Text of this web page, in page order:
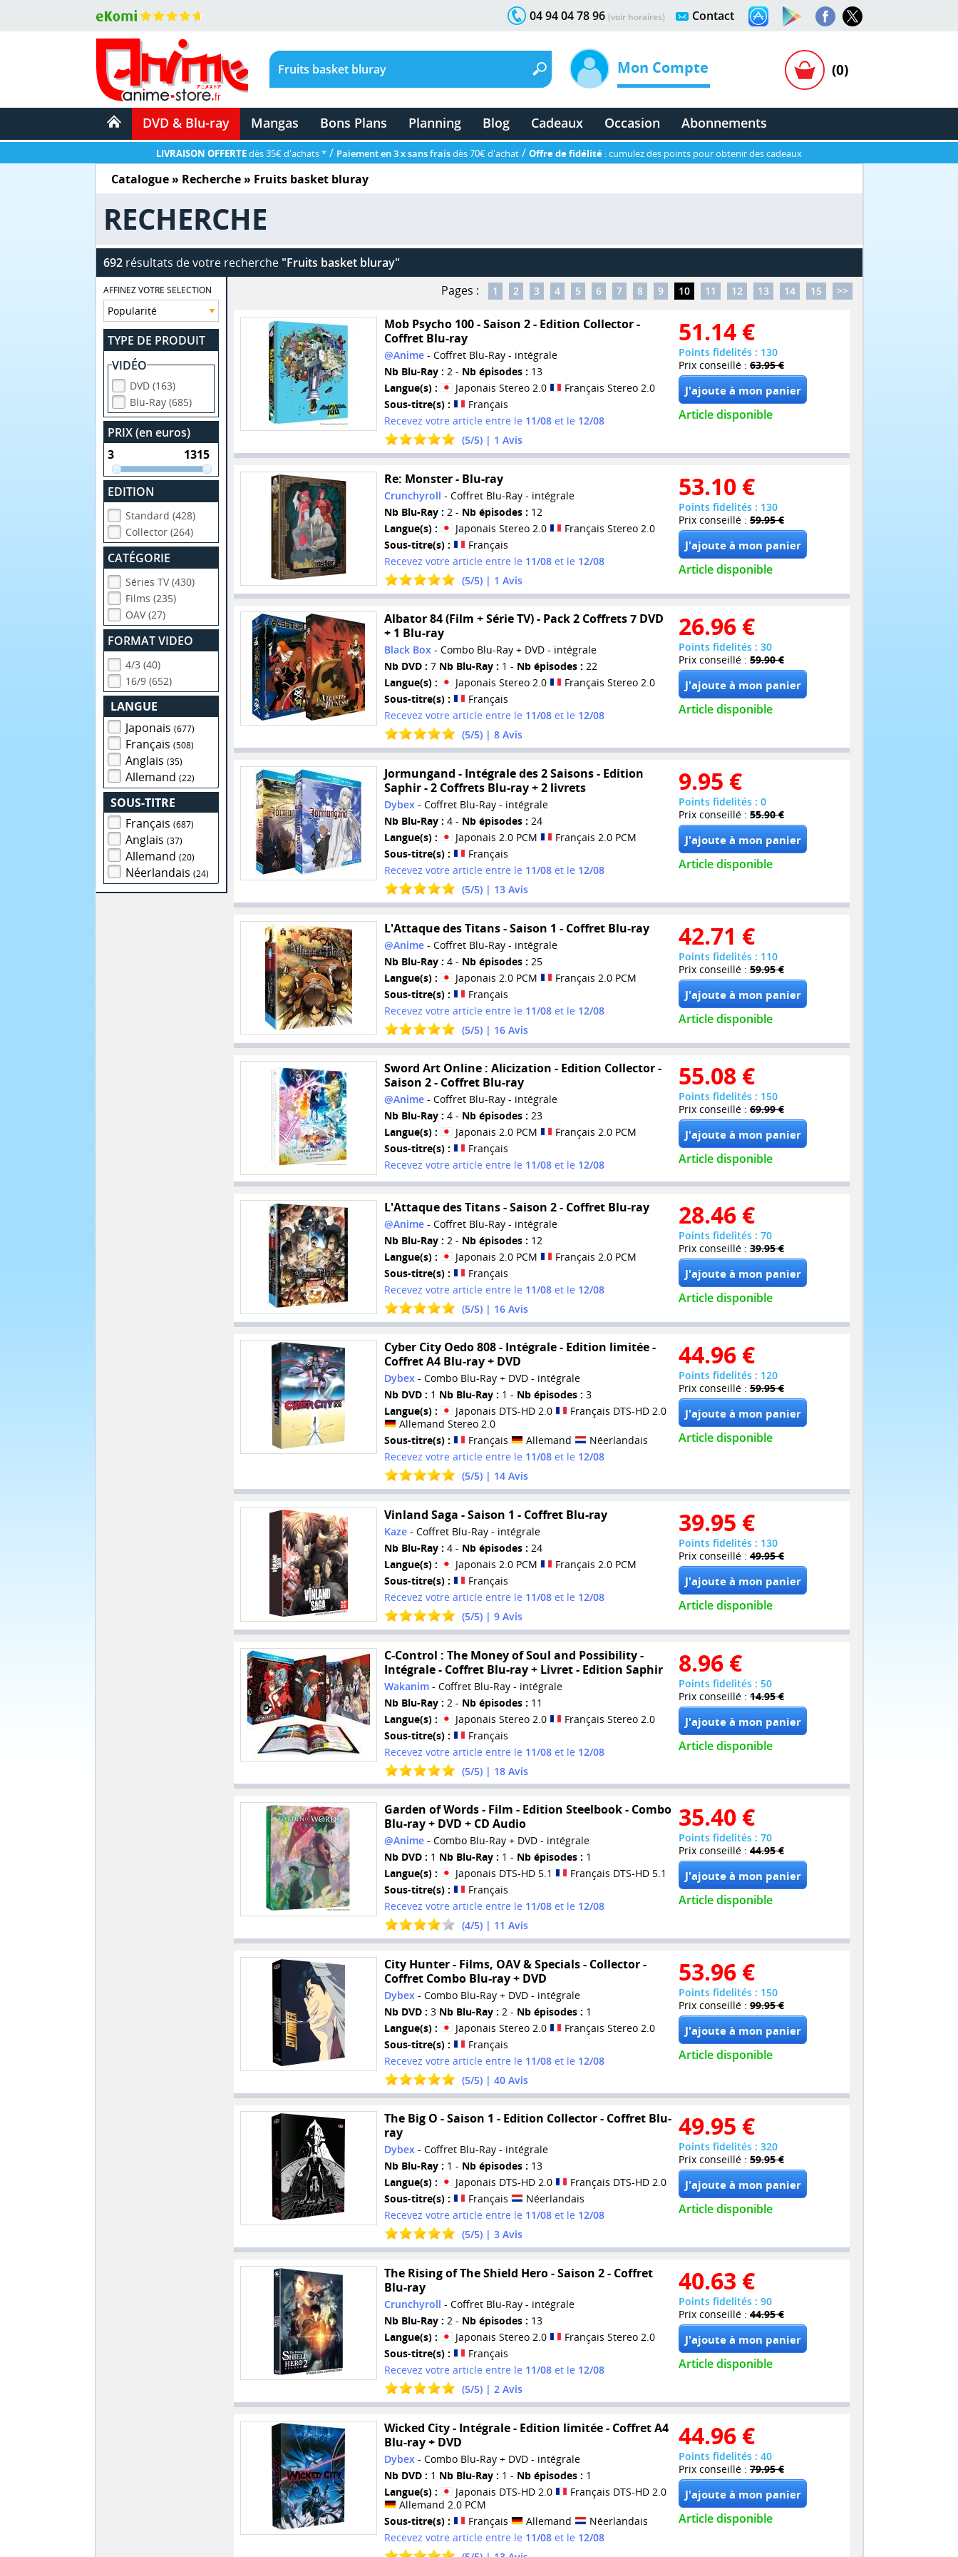
Contact
04 94 04 78 96 (voir horaires)
Mon Compte (0)
DVD & Blu-ray Mangas Bons Plans Planning Blog Cadeaux Occasion Abonnements
LIVRAISON OFFERTEdès 35€ d'achats * / Paiement en 3 x sans fraisdès 70€ d'achat / Offre de fidélité : cumulez des points pour obtenir des cadeaux
Catalogue» Recherche » Fruits basket bluray
RECHERCHE
692résultats de votre recherche "Fruits basket bluray"
AFFINEZ VOTRE SELECTION
TYPE DE PRODUIT
VIDÉO
DVD (163)
Blu-Ray (685)
PRIX (en euros)
EDITION
Standard (428)
Collector (264)
CATÉGORIE
Séries TV (430)
Films (235)
OAV (27)
FORMAT VIDEO
4/3 (40)
16/9 (652)
LANGUE
Japonais(677)
Français(508)
Anglais(35)
Allemand(22)
SOUS-TITRE
Français(687)
Anglais(37)
Allemand(20)
Néerlandais(24)
Pages : 1 2 3 4 5 6 7 8 9 10 11 12 13 14 15 >>
Mob Psycho 100 - Saison 2 - Edition Collector -
Coffret Blu-ray
@Anime- Coffret Blu-Ray - intégrale
Nb Blu-Ray : 2 - Nb épisodes : 13
Langue(s) :
Japonais Stereo 2.0
Français Stereo 2.0
Sous-titre(s) :
Français
Recevez votre article entre le 11/08et le 12/08
(5/5) | 1 Avis
51.14 €
Points fidelités : 130
Prix conseillé : 63.95 €
Article disponible
Re: Monster - Blu-ray
Crunchyroll - Coffret Blu-Ray - intégrale
Nb Blu-Ray : 2 - Nb épisodes : 12
Langue(s) :
Japonais Stereo 2.0
Français Stereo 2.0
Sous-titre(s) :
Français
Recevez votre article entre le 11/08et le 12/08
(5/5) | 1 Avis
53.10 €
Points fidelités : 130
Prix conseillé : 59.95 €
Article disponible
Albator 84 (Film + Série TV) - Pack 2 Coffrets 7 DVD
+ 1 Blu-ray
Black Box- Combo Blu-Ray + DVD - intégrale
Nb DVD : 7 Nb Blu-Ray : 1 - Nb épisodes : 22
Langue(s) :
Japonais Stereo 2.0
Français Stereo 2.0
Sous-titre(s) :
Français
Recevez votre article entre le 11/08et le 12/08
(5/5) | 8Avis
26.96 €
Points fidelités : 30
Prix conseillé : 59.90 €
Article disponible
Jormungand - Intégrale des 2 Saisons - Edition
Saphir - 2 Coffrets Blu-ray + 2 livrets
Dybex- Coffret Blu-Ray - intégrale
Nb Blu-Ray : 4 - Nb épisodes : 24
Langue(s) :
Japonais 2.0 PCM
Français 2.0 PCM
Sous-titre(s) :
Français
Recevez votre article entre le 11/08et le 12/08
(5/5) | 13Avis
9.95 €
Points fidelités : 0
Prix conseillé : 55.90 €
Article disponible
L'Attaque des Titans - Saison 1 - Coffret Blu-ray
@Anime- Coffret Blu-Ray - intégrale
Nb Blu-Ray : 4 - Nb épisodes : 25
Langue(s) :
Japonais 2.0 PCM
Français 2.0 PCM
Sous-titre(s) :
Français
Recevez votre article entre le 11/08et le 12/08
(5/5) | 16Avis
42.71 €
Points fidelités : 110
Prix conseillé : 59.95 €
Article disponible
Sword Art Online : Alicization - Edition Collector -
Saison 2 - Coffret Blu-ray
@Anime- Coffret Blu-Ray - intégrale
Nb Blu-Ray : 4 - Nb épisodes : 23
Langue(s) :
Japonais 2.0 PCM
Français 2.0 PCM
Sous-titre(s) :
Français
Recevez votre article entre le 11/08et le 12/08
55.08 €
Points fidelités : 150
Prix conseillé : 69.99 €
Article disponible
L'Attaque des Titans - Saison 2 - Coffret Blu-ray
@Anime- Coffret Blu-Ray - intégrale
Nb Blu-Ray : 2 - Nb épisodes : 12
Langue(s) :
Japonais 2.0 PCM
Français 2.0 PCM
Sous-titre(s) :
Français
Recevez votre article entre le 11/08et le 12/08
(5/5) | 16Avis
28.46 €
Points fidelités : 70
Prix conseillé : 39.95 €
Article disponible
Cyber City Oedo 808 - Intégrale - Edition limitée -
Coffret A4 Blu-ray + DVD
Dybex- Combo Blu-Ray + DVD - intégrale
Nb DVD : 1 Nb Blu-Ray : 1 - Nb épisodes : 3
Langue(s) :
Japonais DTS-HD 2.0
Français DTS-HD 2.0
Allemand Stereo 2.0
Sous-titre(s) :
Français Allemand
Néerlandais
Recevez votre article entre le 11/08et le 12/08
(5/5) | 14Avis
44.96 €
Points fidelités : 120
Prix conseillé : 59.95 €
Article disponible
Vinland Saga - Saison 1 - Coffret Blu-ray
Kaze- Coffret Blu-Ray - intégrale
Nb Blu-Ray : 4 - Nb épisodes : 24
Langue(s) :
Japonais 2.0 PCM
Français 2.0 PCM
Sous-titre(s) :
Français
Recevez votre article entre le 11/08et le 12/08
(5/5) | 9Avis
39.95 €
Points fidelités : 130
Prix conseillé : 49.95 €
Article disponible
C-Control : The Money of Soul and Possibility -
Intégrale - Coffret Blu-ray + Livret - Edition Saphir
Wakanim- Coffret Blu-Ray - intégrale
Nb Blu-Ray : 2 - Nb épisodes : 11
Langue(s) :
Japonais Stereo 2.0
Français Stereo 2.0
Sous-titre(s) :
Français
Recevez votre article entre le 11/08et le 12/08
(5/5) | 18Avis
8.96 €
Points fidelités : 50
Prix conseillé : 14.95 €
Article disponible
Garden of Words - Film - Edition Steelbook - Combo
Blu-ray + DVD + CD Audio
@Anime- Combo Blu-Ray + DVD - intégrale
Nb DVD : 1 Nb Blu-Ray : 1 - Nb épisodes : 1
Langue(s) :
Japonais DTS-HD 5.1
Français DTS-HD 5.1
Sous-titre(s) :
Français
Recevez votre article entre le 11/08et le 12/08
(4/5) | 11 Avis
35.40 €
Points fidelités : 70
Prix conseillé : 44.95 €
Article disponible
City Hunter - Films, OAV & Specials - Collector -
Coffret Combo Blu-ray + DVD
Dybex- Combo Blu-Ray + DVD - intégrale
Nb DVD : 3 Nb Blu-Ray : 2 - Nb épisodes : 1
Langue(s) :
Japonais Stereo 2.0
Français Stereo 2.0
Sous-titre(s) :
Français
Recevez votre article entre le 11/08et le 12/08
(5/5) | 40Avis
53.96 €
Points fidelités : 150
Prix conseillé : 99.95 €
Article disponible
The Big O - Saison 1 - Edition Collector - Coffret Blu-
ray
Dybex- Coffret Blu-Ray - intégrale
Nb Blu-Ray : 1 - Nb épisodes : 13
Langue(s) :
Japonais DTS-HD 2.0
Français DTS-HD 2.0
Sous-titre(s) :
Français
Néerlandais
Recevez votre article entre le 11/08et le 12/08
(5/5) | 3Avis
49.95 €
Points fidelités : 320
Prix conseillé : 59.95 €
Article disponible
The Rising of The Shield Hero - Saison 2 - Coffret
Blu-ray
Crunchyroll - Coffret Blu-Ray - intégrale
Nb Blu-Ray : 2 - Nb épisodes : 13
Langue(s) :
Japonais Stereo 2.0
Français Stereo 2.0
Sous-titre(s) :
Français
Recevez votre article entre le 11/08et le 12/08
(5/5) | 2Avis
40.63 €
Points fidelités : 90
Prix conseillé : 44.95 €
Article disponible
Wicked City - Intégrale - Edition limitée - Coffret A4
Blu-ray + DVD
Dybex - Combo Blu-Ray + DVD - intégrale
Nb DVD : 1 Nb Blu-Ray : 1 - Nb épisodes : 1
Langue(s) :
Japonais DTS-HD 2.0
Français DTS-HD 2.0
Allemand 2.0 PCM
Sous-titre(s) :
Français Allemand
Néerlandais
Recevez votre article entre le 11/08et le 12/08
44.96 €
Points fidelités : 40
Prix conseillé : 79.95 €
Article disponible